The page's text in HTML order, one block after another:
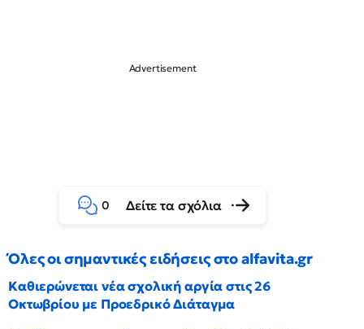
0 Δείτε τα σχόλια
Όλες οι σημαντικές ειδήσεις στο alfavita.gr
Καθιερώνεται νέα σχολική αργία στις 26
Οκτωβρίου με Προεδρικό Διάταγμα